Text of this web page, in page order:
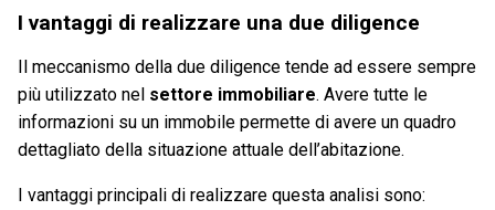
I vantaggi di realizzare una due diligence
Il meccanismo della due diligence tende ad essere sempre
più utilizzato nel settore immobiliare. Avere tutte le
informazioni su un immobile permette di avere un quadro
dettagliato della situazione attuale dell’abitazione.
I vantaggi principali di realizzare questa analisi sono: